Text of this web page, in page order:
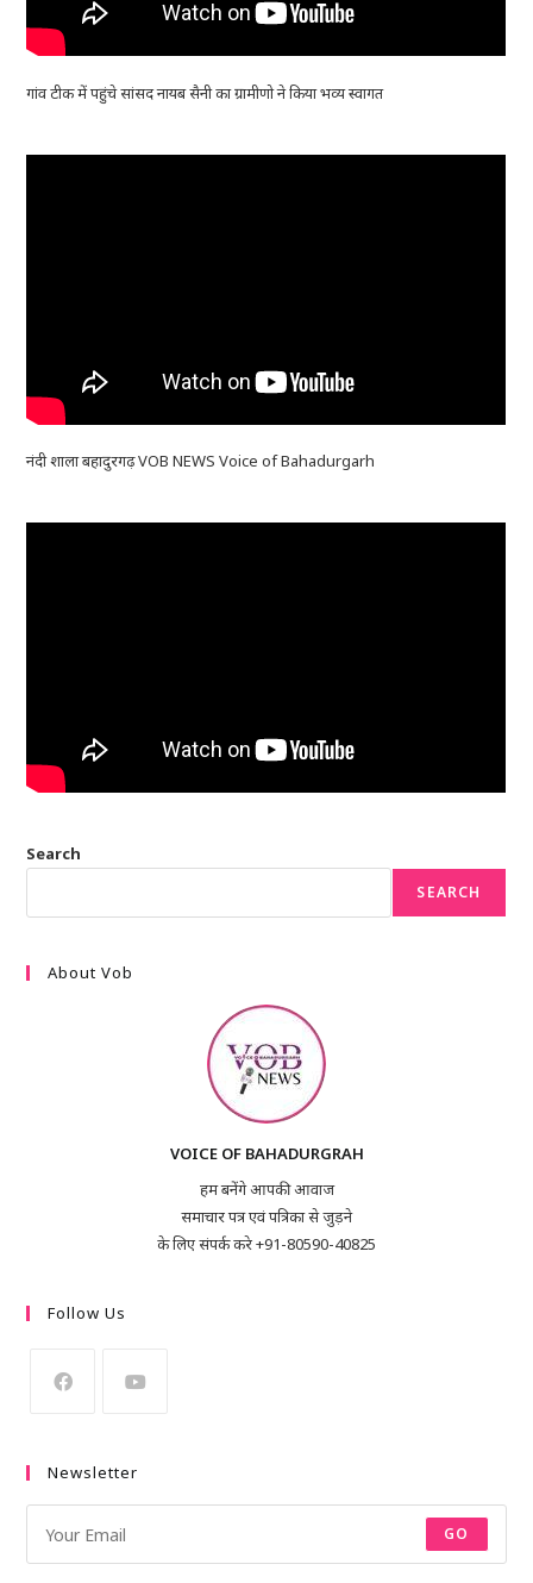
गांव टीक में पहुंचे सांसद नायब सैनी का ग्रामीणो ने किया भव्य स्वागत
नंदी शाला बहादुरगढ़ VOB NEWS Voice of Bahadurgarh
Search
SEARCH
About Vob
VOICE OF BAHADURGRAH
हम बनेंगे आपकी आवाज
समाचार पत्र एवं पत्रिका से जुड़ने
के लिए संपर्क करे +91-80590-40825
Follow Us
Newsletter
GO